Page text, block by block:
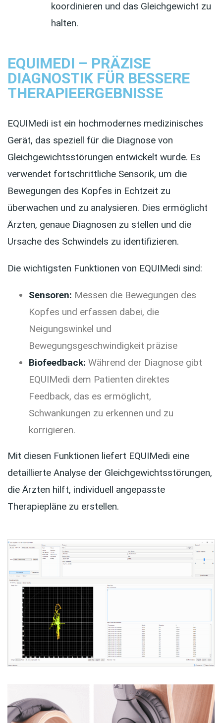
koordinieren und das Gleichgewicht zu
halten.
EQUIMEDI – PRÄZISE
DIAGNOSTIK FÜR BESSERE
THERAPIEERGEBNISSE
EQUIMedi ist ein hochmodernes medizinisches
Gerät, das speziell für die Diagnose von
Gleichgewichtsstörungen entwickelt wurde. Es
verwendet fortschrittliche Sensorik, um die
Bewegungen des Kopfes in Echtzeit zu
überwachen und zu analysieren. Dies ermöglicht
Ärzten, genaue Diagnosen zu stellen und die
Ursache des Schwindels zu identifizieren.
Die wichtigsten Funktionen von EQUIMedi sind:
Sensoren: Messen die Bewegungen des
Kopfes und erfassen dabei, die
Neigungswinkel und
Bewegungsgeschwindigkeit präzise
Biofeedback: Während der Diagnose gibt
EQUIMedi dem Patienten direktes
Feedback, das es ermöglicht,
Schwankungen zu erkennen und zu
korrigieren.
Mit diesen Funktionen liefert EQUIMedi eine
detaillierte Analyse der Gleichgewichtsstörungen,
die Ärzten hilft, individuell angepasste
Therapiepläne zu erstellen.